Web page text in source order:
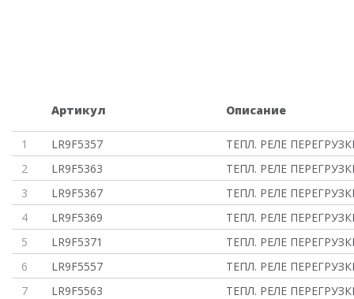
Артикул Описание
1 LR9F5357
ТЕПЛ. РЕЛЕ
2
LR9F5363
ТЕПЛ. РЕЛЕ
3
LR9F5367
ТЕПЛ. РЕЛЕ
4
LR9F5369
ТЕПЛ. РЕЛЕ
5
LR9F5371
ТЕПЛ. РЕЛЕ
6
LR9F5557
ТЕПЛ. РЕЛЕ
7
LR9F5563
ТЕПЛ. РЕЛЕ